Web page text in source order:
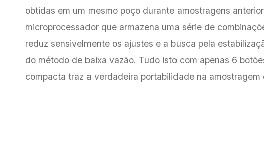
obtidas em um mesmo poço durante amostragens
microprocessador que armazena uma série de
reduz sensivelmente os ajustes e a busca pela
do método de baixa vazão. Tudo isto com apenas 6
compacta traz a verdadeira portabilidade na amostragem